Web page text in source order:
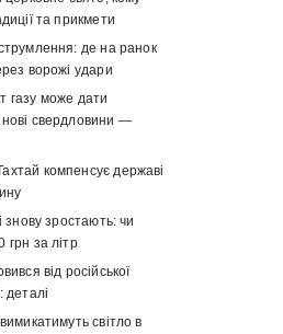
та прикмети
де на ранок
ворожі удари
газу може дати
свердловини —
компенсує державі
знову зростають: чи
грн за літр
від російської
деталі
світло в